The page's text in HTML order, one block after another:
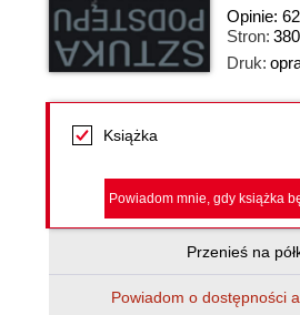
Opinie: 62
Stron: 380
Druk:
Książka
Powiadom mnie, gdy książka
Przenieś na
Powiadom o dostępności